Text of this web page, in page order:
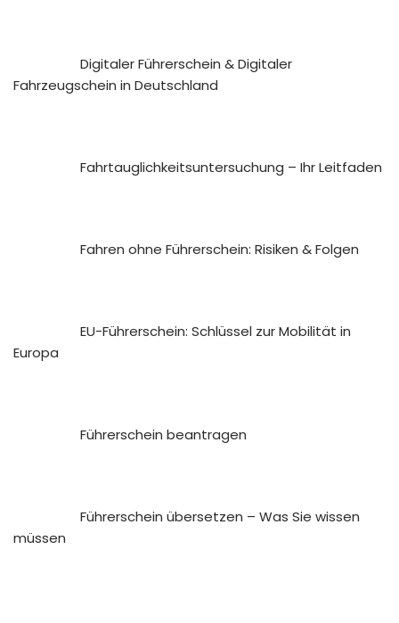
Digitaler Führerschein & Digitaler
Fahrzeugschein in Deutschland
Fahrtauglichkeits­untersuchung – Ihr Leitfaden
Fahren ohne Führerschein: Risiken & Folgen
EU-Führerschein: Schlüssel zur Mobilität in
Europa
Führerschein beantragen
Führerschein übersetzen – Was Sie wissen
müssen